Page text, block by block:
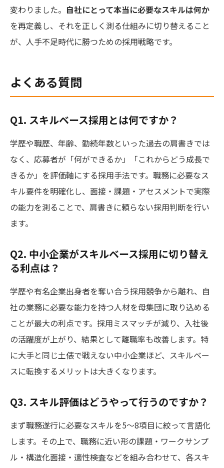
変わりました。 自社にとって本当に必要なスキルは何か
を再定義し、それを正しく測る仕組みに切り替えること
が、人手不足時代に勝つための採用戦略です。
よくある質問
Q1. スキルベース採用とは何ですか？
学歴や職歴、年齢、勤続年数といった過去の肩書きでは
なく、応募者が「何ができるか」「これからどう成長で
きるか」を評価軸にする採用手法です。職務に必要なス
キル要件を明確化し、面接・課題・アセスメントで実際
の能力を測ることで、肩書きに頼らない採用判断を行い
ます。
Q2. 中小企業がスキルベース採用に切り替え
る利点は？
学歴や有名企業出身者を奪い合う採用競争から離れ、自
社の業務に必要な能力を持つ人材を母集団に取り込める
ことが最大の利点です。採用ミスマッチが減り、入社後
の活躍度が上がり、結果として離職率も改善します。特
に大手と同じ土俵で戦えない中小企業ほど、スキルベー
スに転換するメリットは大きくなります。
Q3. スキル評価はどうやって行うのですか？
まず職務遂行に必要なスキルを5〜8項目に絞って言語化
します。その上で、職務に近い形の課題・ワークサンプ
ル・構造化面接・適性検査などを組み合わせて、各スキ